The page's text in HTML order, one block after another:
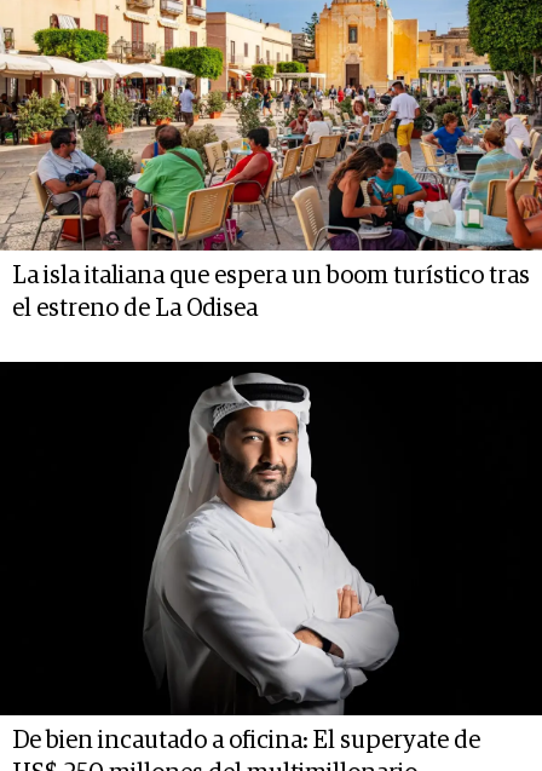
La isla italiana que espera un boom turístico tras
el estreno de La Odisea
De bien incautado a oficina: El superyate de